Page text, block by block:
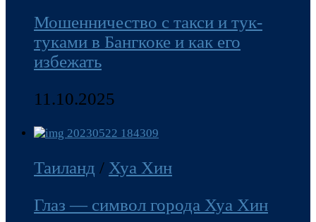
Мошенничество с такси и тук-
туками в Бангкоке и как его
избежать
11.10.2025
Таиланд / Хуа Хин
Глаз — символ города Хуа Хин